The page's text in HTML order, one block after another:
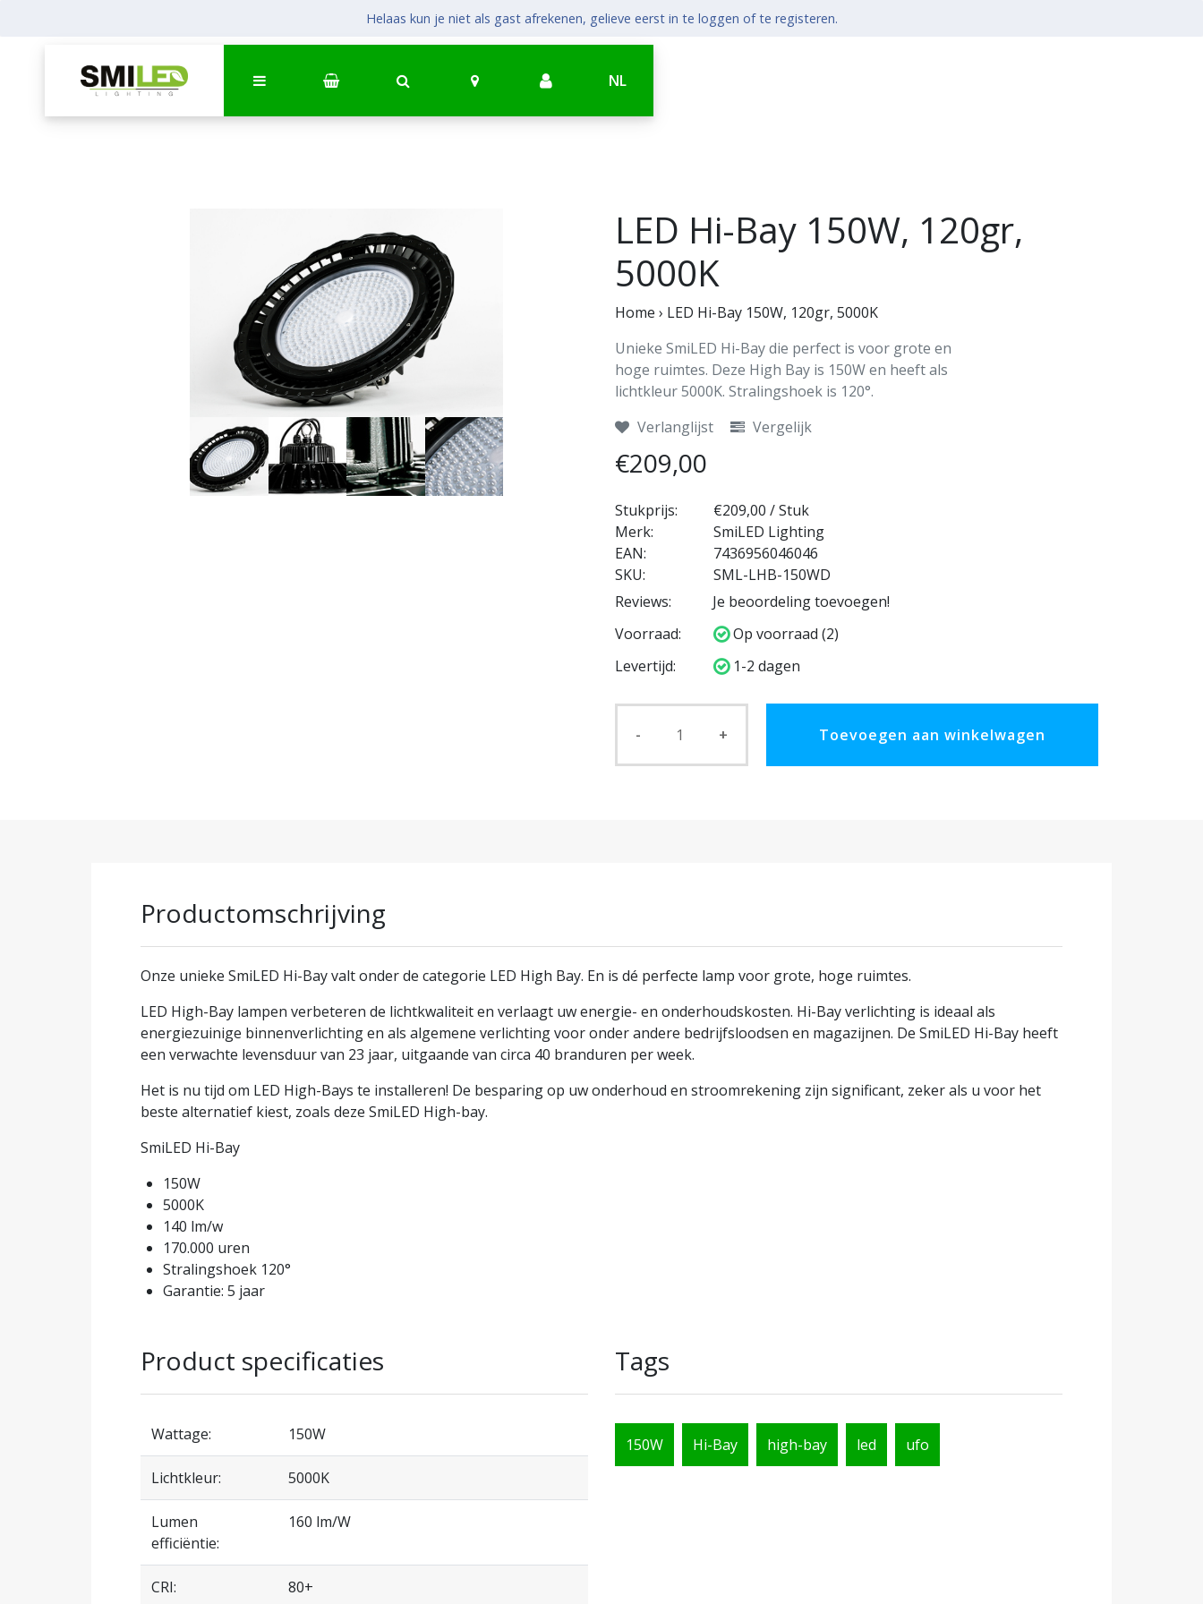
NL
Helaas kun je niet als gast afrekenen, gelieve eerst in te loggen of te registeren.
LED Hi-Bay 150W, 120gr,
5000K
Home › LED Hi-Bay 150W, 120gr, 5000K
Unieke SmiLED Hi-Bay die perfect is voor grote en
hoge ruimtes. Deze High Bay is 150W en heeft als
lichtkleur 5000K. Stralingshoek is 120°.
Verlanglijst
Vergelijk
€209,00
Stukprijs:
€209,00 / Stuk
Merk:
SmiLED Lighting
EAN:
7436956046046
SKU:
SML-LHB-150WD
Reviews:
Je beoordeling toevoegen!
Voorraad:
Op voorraad (2)
Levertijd:
1-2 dagen
- + Toevoegen aan winkelwagen
Productomschrijving
Onze unieke SmiLED Hi-Bay valt onder de categorie LED High Bay. En is dé perfecte lamp voor grote, hoge ruimtes.
LED High-Bay lampen verbeteren de lichtkwaliteit en verlaagt uw energie- en onderhoudskosten. Hi-Bay verlichting is ideaal als
energiezuinige binnenverlichting en als algemene verlichting voor onder andere bedrijfsloodsen en magazijnen. De SmiLED Hi-Bay heeft
een verwachte levensduur van 23 jaar, uitgaande van circa 40 branduren per week.
Het is nu tijd om LED High-Bays te installeren! De besparing op uw onderhoud en stroomrekening zijn significant, zeker als u voor het
beste alternatief kiest, zoals deze SmiLED High-bay.
SmiLED Hi-Bay
150W
5000K
140 lm/w
170.000 uren
Stralingshoek 120°
Garantie: 5 jaar
Product specificaties
Wattage: 150W
Lichtkleur: 5000K
Lumen
efficiëntie:
160 lm/W
CRI: 80+
Tags
150W Hi-Bay high-bay led ufo